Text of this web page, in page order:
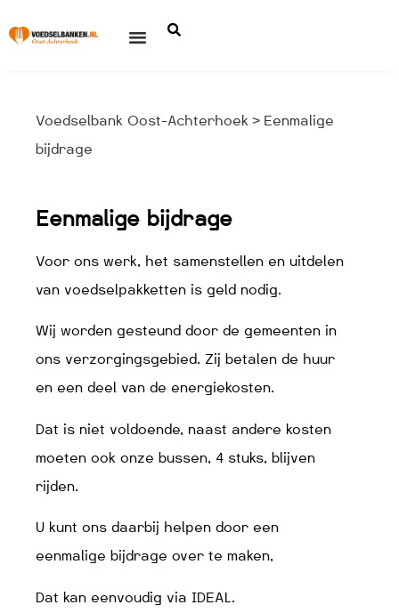
Voedselbank Oost-Achterhoek > Eenmalige
bijdrage
Eenmalige bijdrage
Voor ons werk, het samenstellen en uitdelen
van voedselpakketten is geld nodig.
Wij worden gesteund door de gemeenten in
ons verzorgingsgebied. Zij betalen de huur
en een deel van de energiekosten.
Dat is niet voldoende, naast andere kosten
moeten ook onze bussen, 4 stuks, blijven
rijden.
U kunt ons daarbij helpen door een
eenmalige bijdrage over te maken,
Dat kan eenvoudig via IDEAL.